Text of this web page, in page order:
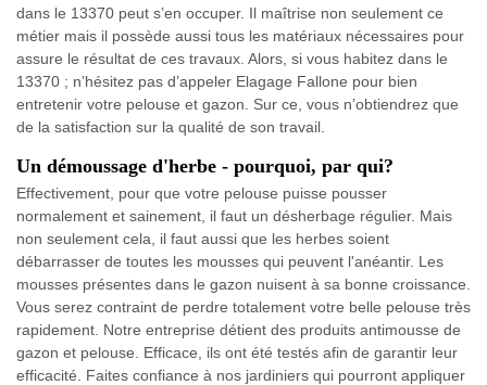
dans le 13370 peut s’en occuper. Il maîtrise non seulement ce
métier mais il possède aussi tous les matériaux nécessaires pour
assure le résultat de ces travaux. Alors, si vous habitez dans le
13370 ; n’hésitez pas d’appeler Elagage Fallone pour bien
entretenir votre pelouse et gazon. Sur ce, vous n’obtiendrez que
de la satisfaction sur la qualité de son travail.
Un démoussage d'herbe - pourquoi, par qui?
Effectivement, pour que votre pelouse puisse pousser
normalement et sainement, il faut un désherbage régulier. Mais
non seulement cela, il faut aussi que les herbes soient
débarrasser de toutes les mousses qui peuvent l'anéantir. Les
mousses présentes dans le gazon nuisent à sa bonne croissance.
Vous serez contraint de perdre totalement votre belle pelouse très
rapidement. Notre entreprise détient des produits antimousse de
gazon et pelouse. Efficace, ils ont été testés afin de garantir leur
efficacité. Faites confiance à nos jardiniers qui pourront appliquer